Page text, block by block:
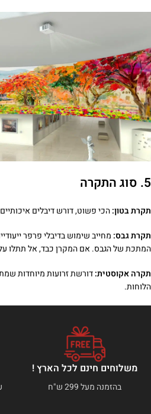
5. סוג התקרה
תקרת בטון:הכי פשוט, דורש דיבלים
תקרת גבס: מחייב שימוש בדיבלי פרפר
המתכת של הגבס. אם המקרן כבד, אל תתלו
תקרה אקוסטית:דורשת זרועות מיוחדות
הלוחות.
משלוחים חינם לכל הארץ !
בהזמנה מעל 299 ש"ח